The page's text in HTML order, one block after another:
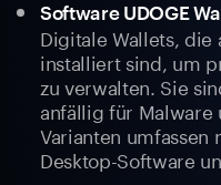
Software UDOGE
Digitale Wallets,
installiert sind, um
zu verwalten. Sie
anfällig für Malware
Varianten
Desktop-Software